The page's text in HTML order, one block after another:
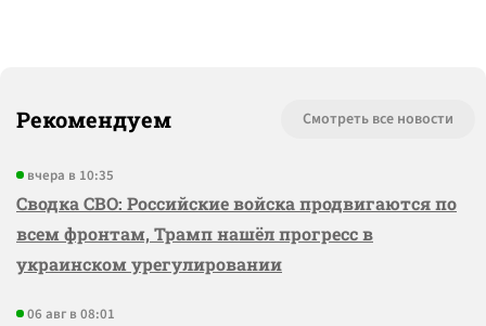
Рекомендуем Смотреть все новости
вчера в 10:35
Сводка СВО: Российские войска продвигаются по
всем фронтам, Трамп нашёл прогресс в
украинском урегулировании
06 авг в 08:01